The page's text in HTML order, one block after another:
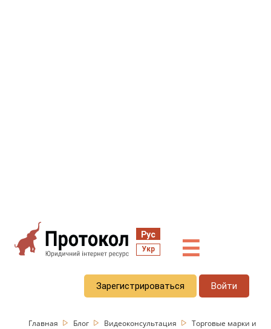
Рус
Укр ☰
Зарегистрироваться Войти
Главная Блог Видеоконсультация
Торговые марки и